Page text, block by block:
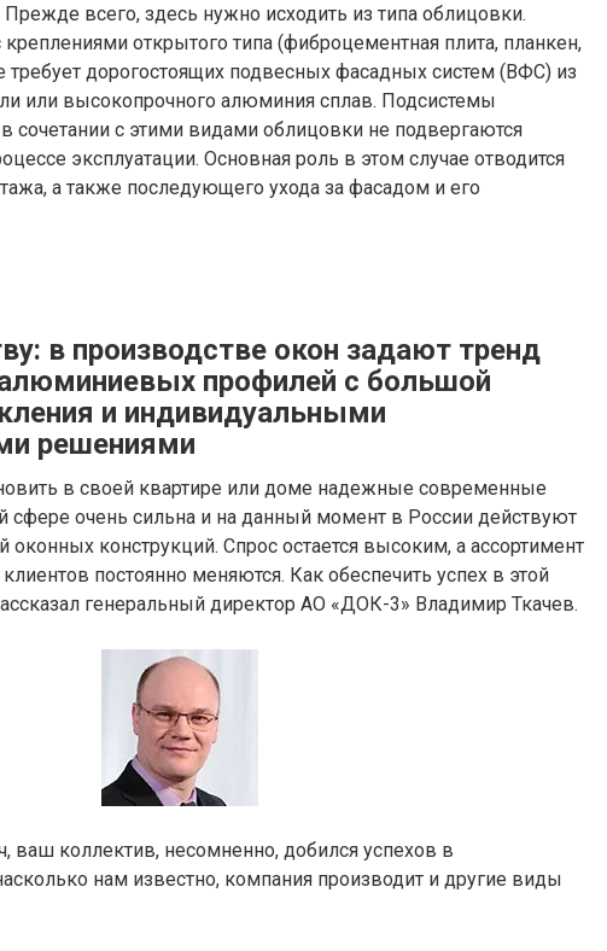
всего, здесь нужно исходить из типа облицовки.
открытого типа (фиброцементная плита, планкен,
требует дорогостоящих подвесных фасадных систем (ВФС) из
или высокопрочного алюминия сплав. Подсистемы
сочетании с этими видами облицовки не подвергаются
эксплуатации. Основная роль в этом случае отводится
а также последующего ухода за фасадом и его
в производстве окон задают тренд
алюминиевых профилей с большой
и индивидуальными
решениями
в своей квартире или доме надежные современные
сфере очень сильна и на данный момент в России действуют
оконных конструкций. Спрос остается высоким, а ассортимент
постоянно меняются. Как обеспечить успех в этой
генеральный директор АО «ДОК-3» Владимир Ткачев.
ваш коллектив, несомненно, добился успехов в
нам известно, компания производит и другие виды